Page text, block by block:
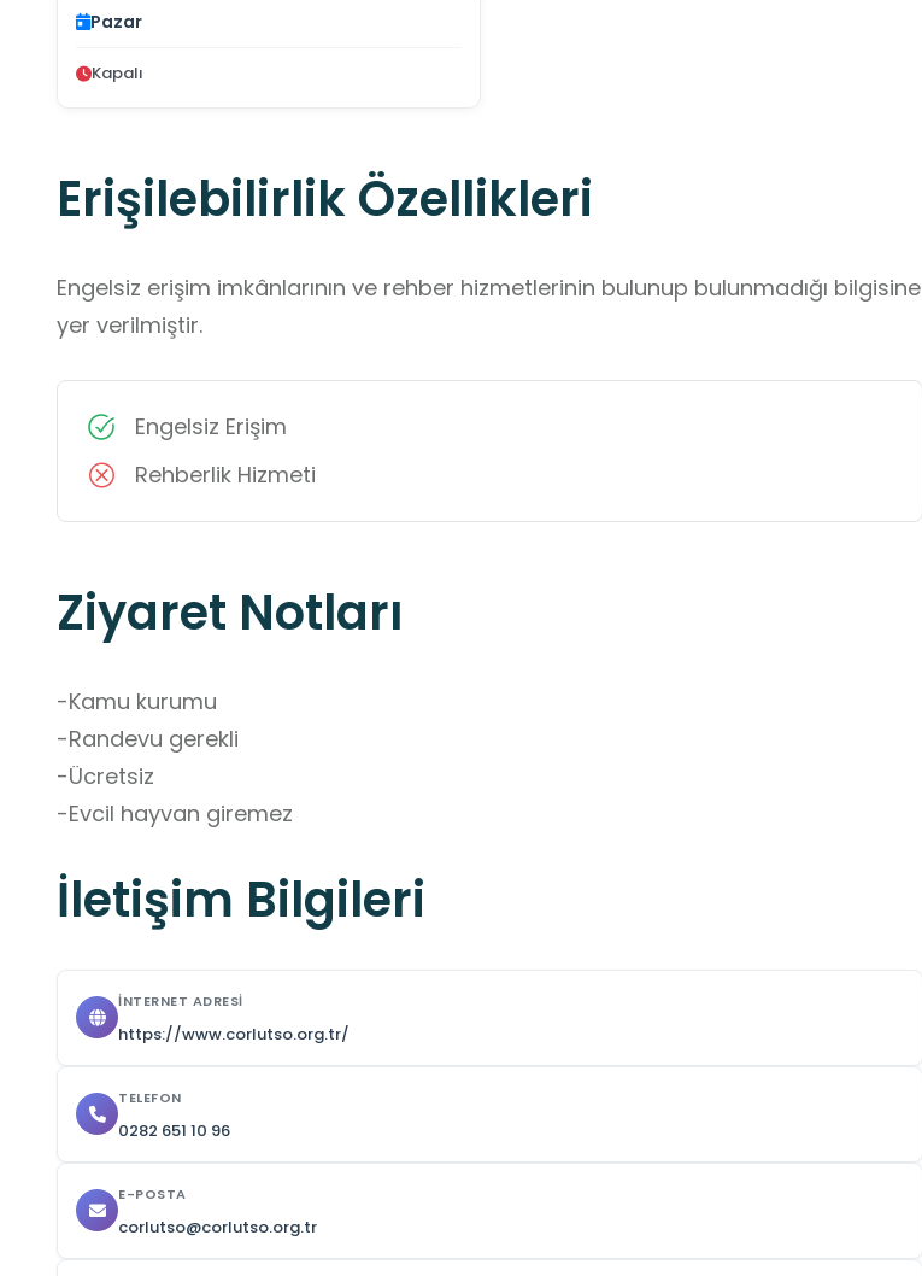
Pazar
Kapalı
Erişilebilirlik Özellikleri
Engelsiz erişim imkânlarının ve rehber hizmetlerinin bulunup bulunmadığı bilgisine
yer verilmiştir.
Engelsiz Erişim
Rehberlik Hizmeti
Ziyaret Notları
-Kamu kurumu
-Randevu gerekli
-Ücretsiz
-Evcil hayvan giremez
İletişim Bilgileri
İNTERNET ADRESI
https://www.corlutso.org.tr/
TELEFON
0282 651 10 96
E-POSTA
corlutso@corlutso.org.tr